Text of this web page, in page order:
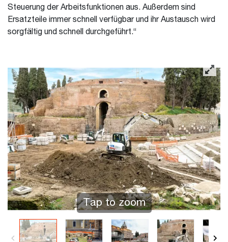
Steuerung der Arbeitsfunktionen aus. Außerdem sind
Ersatzteile immer schnell verfügbar und ihr Austausch wird
sorgfältig und schnell durchgeführt.“
Tap to zoom